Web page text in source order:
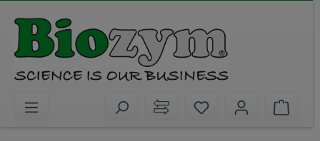
springen
Sie haben 0 Artikel